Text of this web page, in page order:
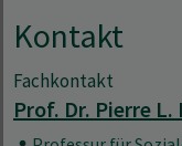
Kontakt
Fachkontakt
Prof. Dr. Pierre L.